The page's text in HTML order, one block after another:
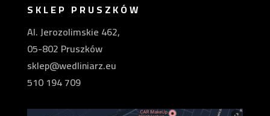
SKLEP PRUSZKÓW
Al. Jerozolimskie 462,
05-802 Pruszków
sklep@wedliniarz.eu
510 194 709